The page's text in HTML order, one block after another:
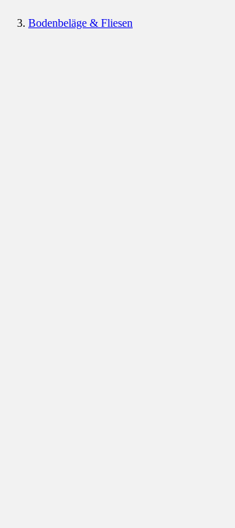
Bodenbeläge & Fliesen